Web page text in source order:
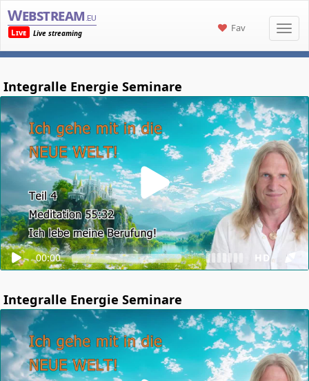
Webstream .eu
Live
Live streaming Fav
Integralle Energie Seminare
00:00 HD
Integralle Energie Seminare